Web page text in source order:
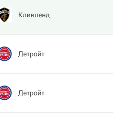
Кливленд
Детройт
Детройт